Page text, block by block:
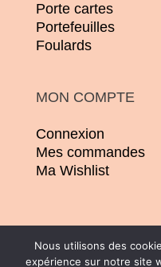
Porte cartes
Portefeuilles
Foulards
MON COMPTE
Connexion
Mes commandes
Ma Wishlist
Nous utilisons des
expérience sur notre site